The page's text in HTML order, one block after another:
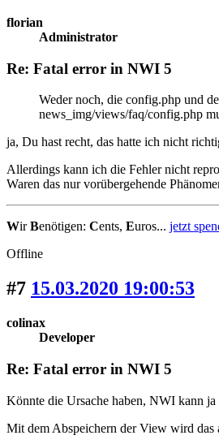
florian
Administrator
Re: Fatal error in NWI 5
Weder noch, die config.php und
news_img/views/faq/config.php
ja, Du hast recht, das hatte ich nicht
Allerdings kann ich die Fehler nicht
Waren das nur vorübergehende
WirBenötigen: Cents, Euros... jetzt
Offline
#7 15.03.2020 19:00:53
colinax
Developer
Re: Fatal error in NWI 5
Könnte die Ursache haben, NWI kann
Mit dem Abspeichern der View wird das